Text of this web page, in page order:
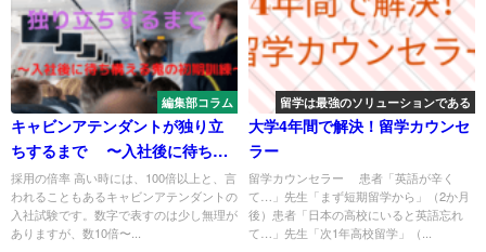
編集部コラム
キャビンアテンダントが独り立
ちするまで 〜入社後に待ち構
える鬼の初期訓練〜
採用の倍率 高い時には、100倍以上と、言
われることもあるキャビンアテンダントの
入社試験です。数字で表すのは少し無理が
ありますが、数10倍〜...
留学は最強のソリューションである
大学4年間で解決！留学カウンセ
ラー
留学カウンセラー 患者「英語が辛く
て…」先生「まず短期留学から」（2か月
後）患者「日本の高校にいると英語忘れ
て…」先生「次1年高校留学」（...